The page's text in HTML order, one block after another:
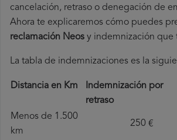
cancelación, retraso o denegación de
Ahora te explicaremos cómo puedes
reclamación Neos y indemnización que
La tabla de indemnizaciones es la
Distancia en Km
Indemnización por
retraso
Menos de 1.500
km
250 €